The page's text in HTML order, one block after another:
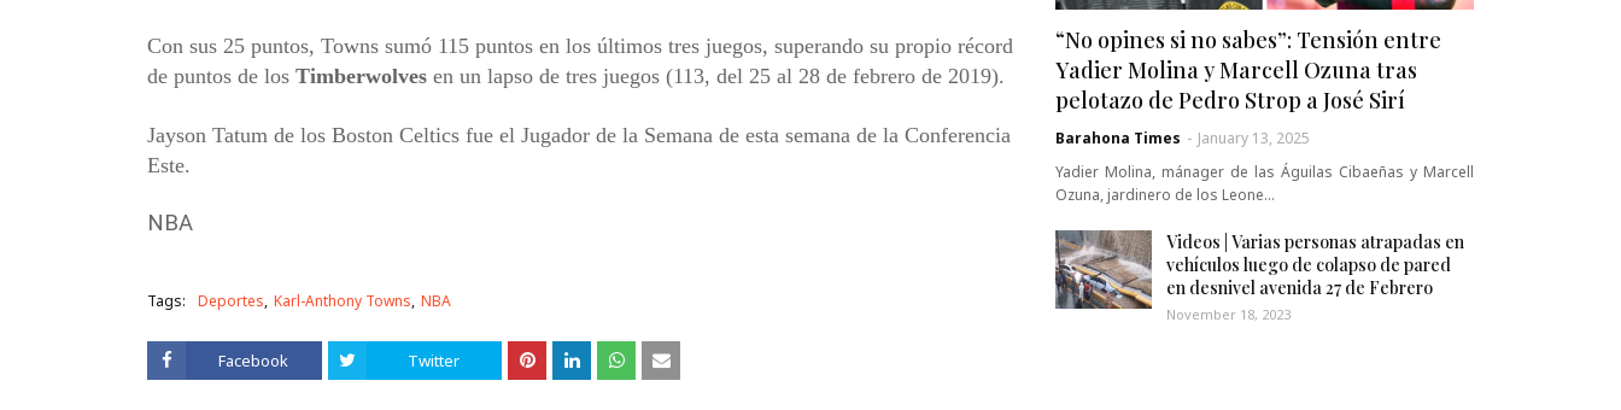
Con sus 25 puntos, Towns sumó 115 puntos en los últimos tres juegos, superando su propio récord
de puntos de los Timberwolves en un lapso de tres juegos (113, del 25 al 28 de febrero de 2019).
Jayson Tatum de los Boston Celtics fue el Jugador de la Semana de esta semana de la Conferencia
Este.
NBA
Tags: Deportes Karl-Anthony Towns NBA
Facebook Twitter
“No opines si no sabes”: Tensión entre
Yadier Molina y Marcell Ozuna tras
pelotazo de Pedro Strop a José Sirí
Barahona Times - January 13, 2025
Yadier Molina, mánager de las Águilas Cibaeñas y Marcell
Ozuna, jardinero de los Leone…
Videos | Varias personas atrapadas en
vehículos luego de colapso de pared
en desnivel avenida 27 de Febrero
November 18, 2023